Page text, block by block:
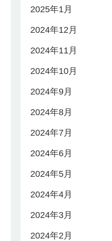
2025年1月
2024年12月
2024年11月
2024年10月
2024年9月
2024年8月
2024年7月
2024年6月
2024年5月
2024年4月
2024年3月
2024年2月